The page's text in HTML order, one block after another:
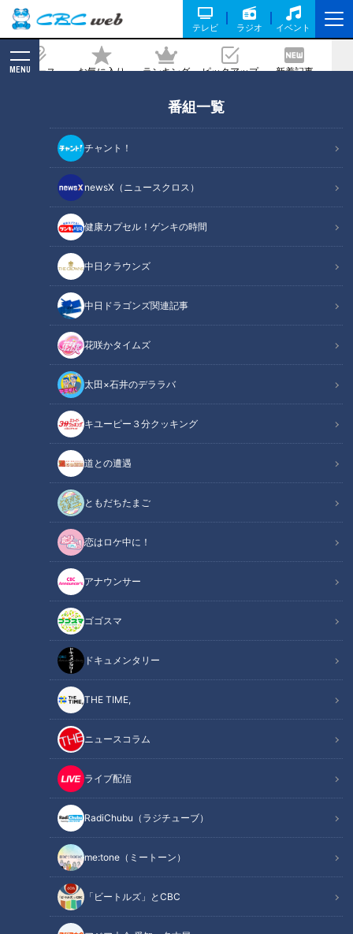
テレビ ラジオ イベント
ニュース お気に入り ランキング ピックアップ 新着記事
MENU
番組一覧
チャント！
newsX（ニュースクロス）
健康カプセル！ゲンキの時間
中日クラウンズ
中日ドラゴンズ関連記事
花咲かタイムズ
太田×石井のデララバ
キユーピー３分クッキング
道との遭遇
ともだちたまご
恋はロケ中に！
アナウンサー
ゴゴスマ
ドキュメンタリー
THE TIME,
ニュースコラム
ライブ配信
RadiChubu（ラジチューブ）
me:tone（ミートーン）
「ビートルズ」とCBC
戦！竜党が知恵を絞った至極のクイズ合
記事に戻る
立浪和義前監督(C)CBCテレビ
この記事の画像（全6枚）
記事に戻る
この記事を見たあなたへのおすすめ
沖縄キャンプ目前！安藤渚七が
ドラゴンズのイチオシルーキー